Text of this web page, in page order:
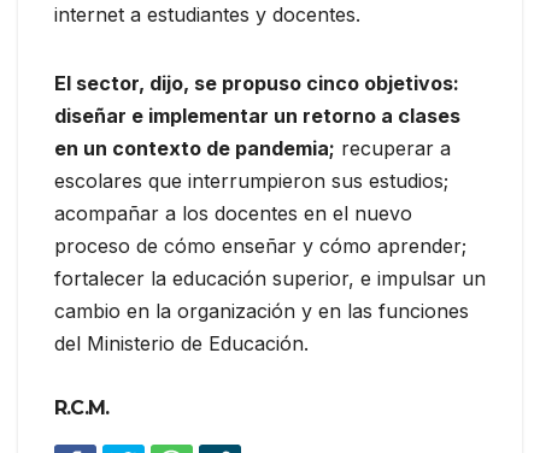
internet a estudiantes y docentes.
El sector, dijo, se propuso cinco objetivos:
diseñar e implementar un retorno a clases
en un contexto de pandemia; recuperar a
escolares que interrumpieron sus estudios;
acompañar a los docentes en el nuevo
proceso de cómo enseñar y cómo aprender;
fortalecer la educación superior, e impulsar un
cambio en la organización y en las funciones
del Ministerio de Educación.
R.C.M.